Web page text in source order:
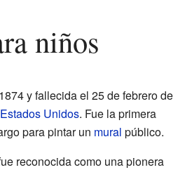
niños
y fallecida el 25 de febrero de
Estados Unidos. Fue la primera
para pintar un mural público.
reconocida como una pionera